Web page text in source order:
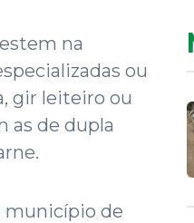
na
ou
gir leiteiro ou
as de dupla
município de